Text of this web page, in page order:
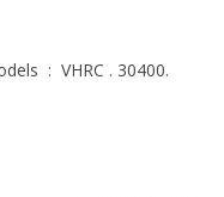
: VHRC . 30400.